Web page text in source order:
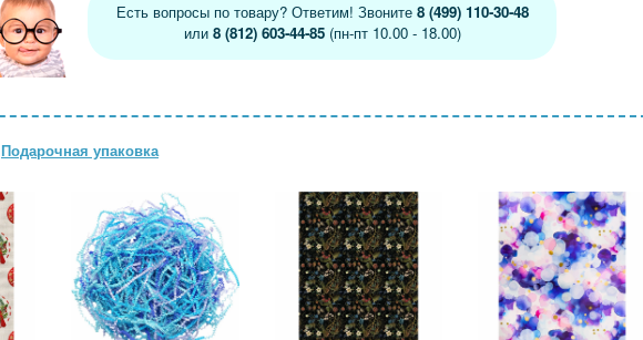
Есть вопросы по товару? Ответим! Звоните 8 (499) 110-30-48
или 8 (812) 603-44-85(пн-пт 10.00 - 18.00)
Подарочная упаковка